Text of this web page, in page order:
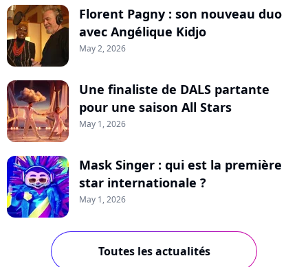
Florent Pagny : son nouveau duo
avec Angélique Kidjo
May 2, 2026
Une finaliste de DALS partante
pour une saison All Stars
May 1, 2026
Mask Singer : qui est la première
star internationale ?
May 1, 2026
Toutes les actualités